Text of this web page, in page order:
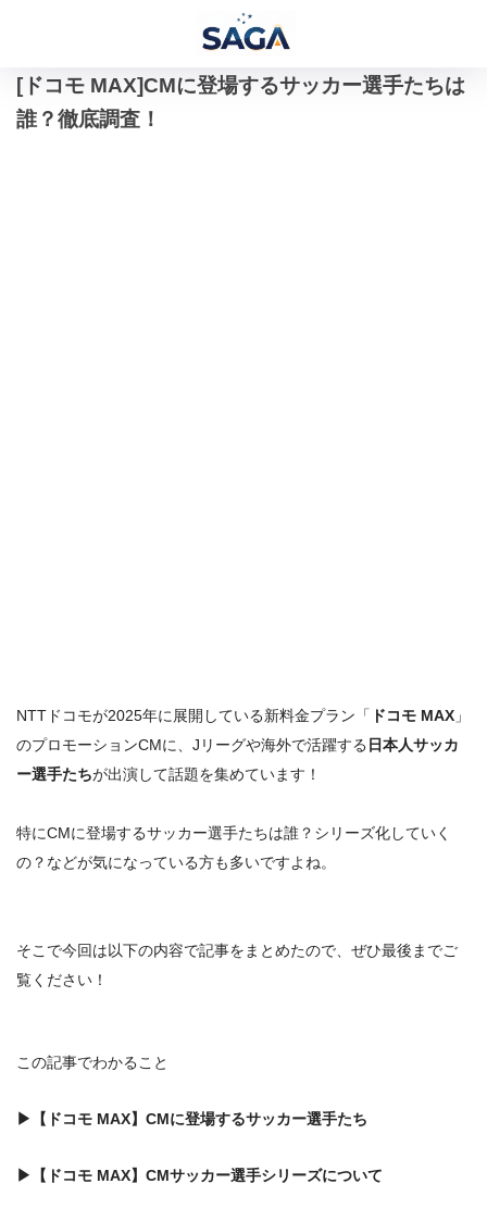
[ドコモ MAX]CMに登場するサッカー選手たちは
誰？徹底調査！
NTTドコモが2025年に展開している新料金プラン「 ドコモ MAX 」
のプロモーションCMに、Jリーグや海外で活躍する 日本人サッカ
ー選手たちが出演して話題を集めています！
特にCMに登場するサッカー選手たちは誰？シリーズ化していく
の ？ などが気になっている方も多いですよね。
そこで今回は以下の内容で記事をまとめたので、ぜひ最後までご
覧ください！
この記事でわかること
▶ 【ドコモ MAX】CMに登場するサッカー選手たち
▶ 【ドコモ MAX】 CMサッカー選手シリーズについて